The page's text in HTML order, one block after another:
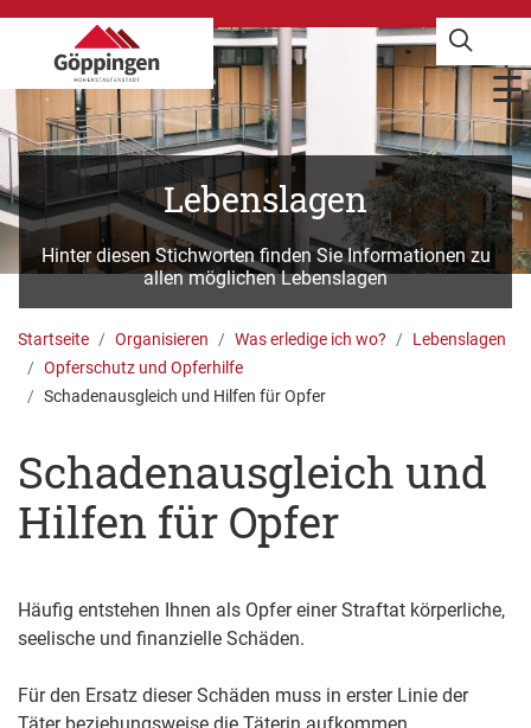
Lebenslagen
Hinter diesen Stichworten finden Sie Informationen zu
allen möglichen Lebenslagen
Startseite Organisieren Was erledige ich wo?
Lebenslagen
Opferschutz und Opferhilfe
Schadenausgleich und Hilfen für Opfer
Schadenausgleich und
Hilfen für Opfer
Häufig entstehen Ihnen als Opfer einer Straftat körperliche,
seelische und finanzielle Schäden.
Für den Ersatz dieser Schäden muss in erster Linie der